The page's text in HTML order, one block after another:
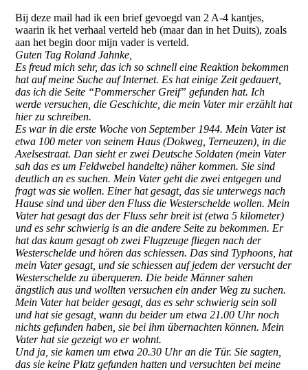
Bij deze mail had ik een brief gevoegd van 2 A-4 kantjes,
waarin ik het verhaal verteld heb (maar dan in het Duits), zoals
aan het begin door mijn vader is verteld.
Guten Tag Roland Jahnke,
Es freud mich sehr, das ich so schnell eine Reaktion bekommen
hat auf meine Suche auf Internet. Es hat einige Zeit gedauert,
das ich die Seite “Pommerscher Greif” gefunden hat. Ich
werde versuchen, die Geschichte, die mein Vater mir erzählt hat
hier zu schreiben.
Es war in die erste Woche von September 1944. Mein Vater ist
etwa 100 meter von seinem Haus (Dokweg, Terneuzen), in die
Axelsestraat. Dan sieht er zwei Deutsche Soldaten (mein Vater
sah das es um Feldwebel handelte) näher kommen. Sie sind
deutlich an es suchen. Mein Vater geht die zwei entgegen und
fragt was sie wollen. Einer hat gesagt, das sie unterwegs nach
Hause sind und über den Fluss die Westerschelde wollen. Mein
Vater hat gesagt das der Fluss sehr breit ist (etwa 5 kilometer)
und es sehr schwierig is an die andere Seite zu bekommen. Er
hat das kaum gesagt ob zwei Flugzeuge fliegen nach der
Westerschelde und hören das schiessen. Das sind Typhoons, hat
mein Vater gesagt, und sie schiessen auf jedem der versucht der
Westerschelde zu überqueren. Die beide Männer sahen
ängstlich aus und wollten versuchen ein ander Weg zu suchen.
Mein Vater hat beider gesagt, das es sehr schwierig sein soll
und hat sie gesagt, wann du beider um etwa 21.00 Uhr noch
nichts gefunden haben, sie bei ihm übernachten können. Mein
Vater hat sie gezeigt wo er wohnt.
Und ja, sie kamen um etwa 20.30 Uhr an die Tür. Sie sagten,
das sie keine Platz gefunden hatten und versuchten bei meine